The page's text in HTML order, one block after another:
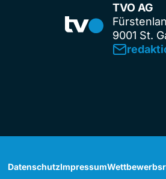
TVO AG
9001 St.
DatenschutzImpressum